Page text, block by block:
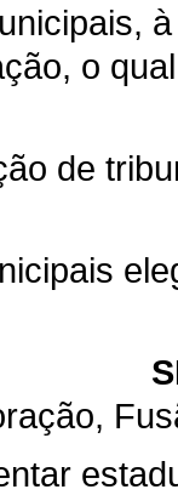
o
de